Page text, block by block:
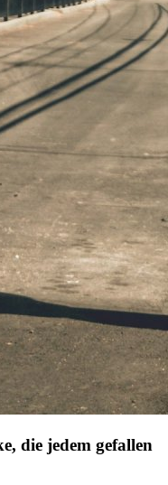
die jedem gefallen